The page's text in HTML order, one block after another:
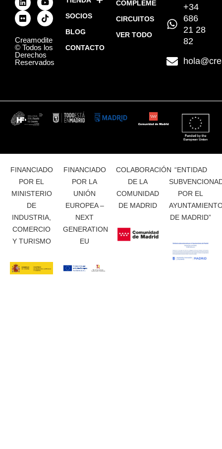
Creamodite
© Todos los
Derechos
Reservados
SOCIOS
BLOG
CONTACTO
COMPLEMENTOS
CIRCUITOS
VER TODO
+34
686
21 28
82
FINANCIADO
POR EL
MINISTERIO
DE
INDUSTRIA,
COMERCIO
Y TURISMO
FINANCIADO
POR LA
UNIÓN
EUROPEA –
NEXT
GENERATION
EU
COLABORACIÓN
DE LA
COMUNIDAD
DE MADRID
“ENTIDAD
POR EL
DE MADRID”